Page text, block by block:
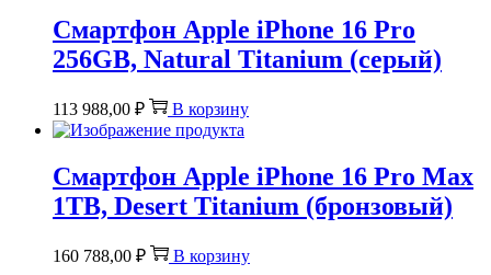
Смартфон Apple iPhone 16 Pro
256GB, Natural Titanium (серый)
113 988,00 ₽ В корзину
Смартфон Apple iPhone 16 Pro Max
1TB, Desert Titanium (бронзовый)
160 788,00 ₽ В корзину